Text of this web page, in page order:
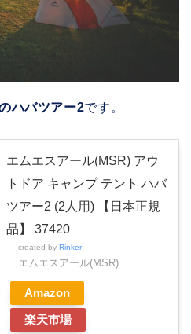
ハバツアー2です。
エムエスアール(MSR) アウ
トドア キャンプ テント ハバ
ツアー2 (2人用) 【日本正規
品】 37420
created by Rinker
エムエスアール(MSR)
Amazon
楽天市場